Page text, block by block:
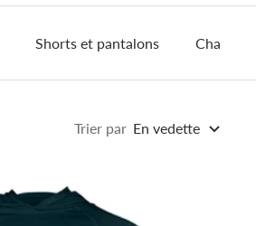
Shorts et pantalons
Trier par En vedette